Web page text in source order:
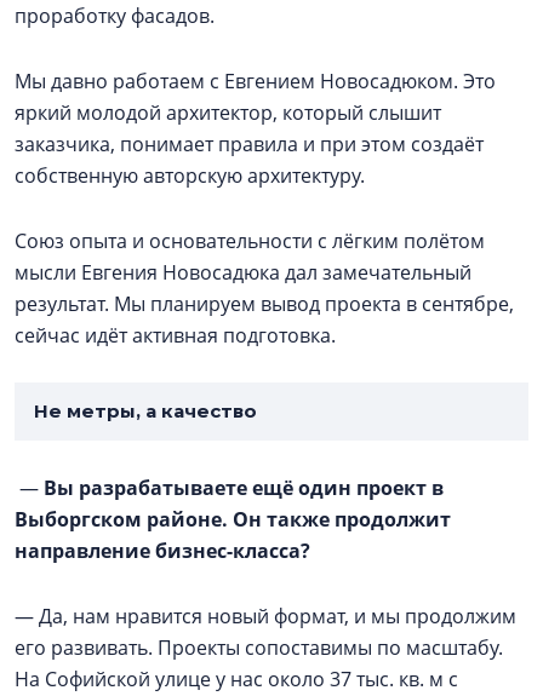
проработку фасадов.
Мы давно работаем с Евгением Новосадюком. Это
яркий молодой архитектор, который слышит
заказчика, понимает правила и при этом создаёт
собственную авторскую архитектуру.
Союз опыта и основательности с лёгким полётом
мысли Евгения Новосадюка дал замечательный
результат. Мы планируем вывод проекта в сентябре,
сейчас идёт активная подготовка.
Не метры, а качество
— Вы разрабатываете ещё один проект в
Выборгском районе. Он также продолжит
направление бизнес-класса?
— Да, нам нравится новый формат, и мы продолжим
его развивать. Проекты сопоставимы по масштабу.
На Софийской улице у нас около 37 тыс. кв. м с